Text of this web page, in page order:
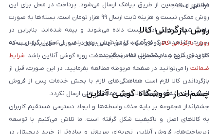
فرانشیز است.
مشتری و همچنین از طریق پیامک ارسال می‌شود. پرداخت در محل برای این
روش ممکن نیست و هزینه ثابت ارسال ۹۹ هزار تومان است. بسته‌ها به صورت
پلمپ شده تحویل اداره پست داده می‌شوند و بیمه شده‌اند، بنابراین در
صورت مشاهده هرگونه آسیب یا مخدوش بودن پلمپ، از تحویل گرفتن بسته
خودداری کرده و با پشتیبانی تماس بگیرید.
روش بازگردانی کالا
روش بازگردانی کالادر فروشگاه گوشی آنلاین تنها در صورتی امکان‌پذیر است که
کالای خریداری شده مشمول مفاد ضمانت هفت روزه گوشی آنلاین باشد. شرایط
ضمانت را می‌توانید در صفحه مربوطه مطالعه بفرمایید. در این صورت، قبل از
بازگرداندن کالا لازم است هماهنگی‌های لازم با بخش خدمات پس از فروش
انجام شود و به هیچ‌وجه کالا بدون هماهنگی قبلی ارسال نگردد.
چشم‌انداز فروشگاه گوشی آنلاین
چشم‌انداز مجموعه بر پایه حذف واسطه‌ها و ایجاد دسترسی مستقیم کاربران
به کالاهای اصل و باکیفیت شکل گرفته است. ما تلاش می‌کنیم با توسعه
زیرساخت‌های فروش آنلاین، تجربه‌ای سریع‌تر و ساده‌تر از خرید دیجیتال در